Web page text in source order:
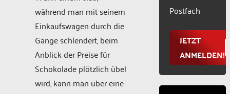
während man mit seinem
Einkaufswagen durch die
Gänge schlendert, beim
Anblick der Preise für
Schokolade plötzlich übel
wird, kann man über eine
Postfach
JETZT
ANMELDEN!